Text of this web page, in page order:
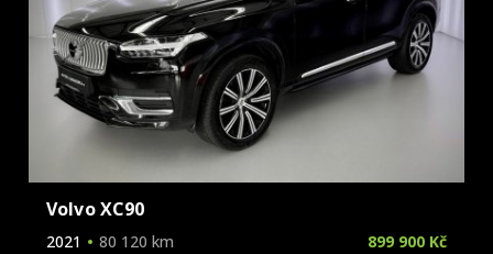
Volkswagen
Volvo
Volvo XC90
2021 80 120 km 899 900 Kč